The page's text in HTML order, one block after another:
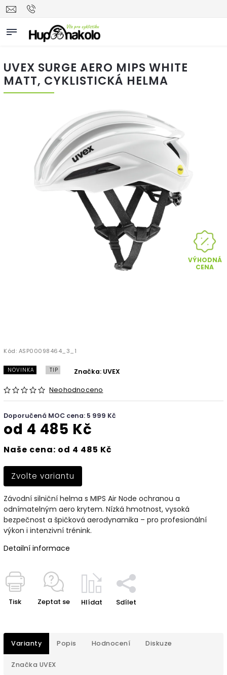
UVEX SURGE AERO MIPS WHITE
MATT, CYKLISTICKÁ HELMA
VÝHODNÁ
CENA
Kód: ASP00098464_3_1
NOVINKA TIP
Neohodnoceno
Značka: UVEX
Doporučená MOC cena: 5 999 Kč
od 4 485 Kč
Naše cena: od 4 485 Kč
Zvolte variantu
Závodní silniční helma s MIPS Air Node ochranou a
odnímatelným aero krytem. Nízká hmotnost, vysoká
bezpečnost a špičková aerodynamika – pro profesionální
výkon i intenzivní trénink.
Detailní informace
Tisk Zeptat se Hlídat Sdílet
Varianty Popis Hodnocení Diskuze
Značka UVEX